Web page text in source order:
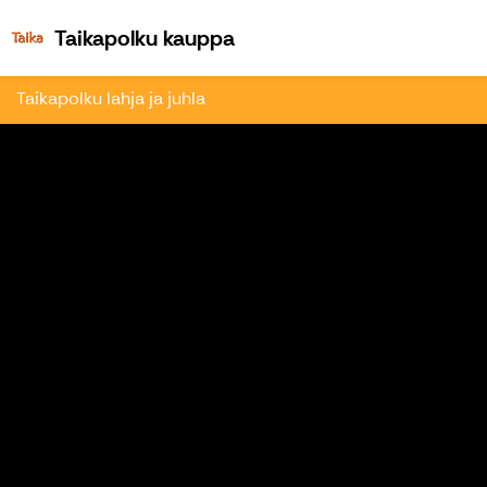
Taikapolku kauppaTaikapolku kauppa
Taikapolku lahja ja juhla